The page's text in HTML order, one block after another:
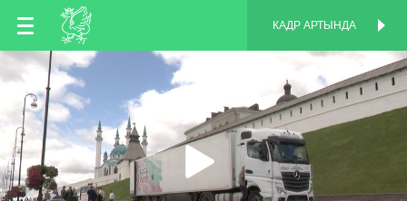
TT
RU
КАДР АРТЫНДА
КАДР АРТЫНДА